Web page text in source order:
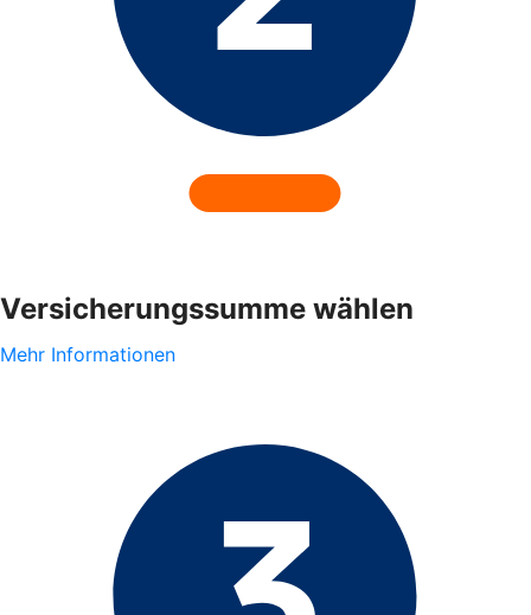
Versicherungssumme wählen
Mehr Informationen